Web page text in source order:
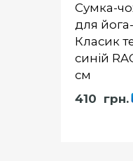
Сумка-
для
Класик
синій
см
410 грн.